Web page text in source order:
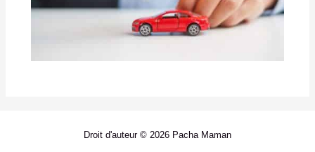
Droit d'auteur © 2026 Pacha Maman